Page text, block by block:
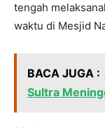
tengah
waktu di Mesjid
BACA JUGA :
Sultra